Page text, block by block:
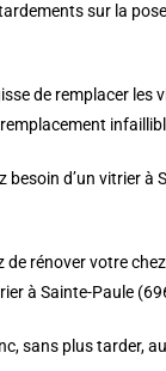
sur la
de remplacer
besoin d’un vitrier à
de rénover votre
à Sainte-Paule
sans plus tarder,